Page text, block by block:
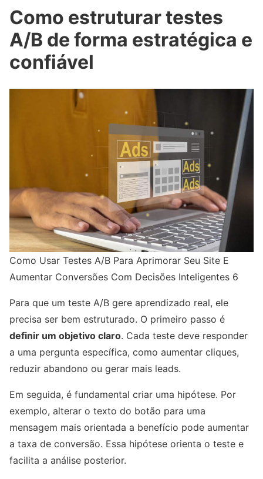
Como estruturar testes
A/B de forma estratégica e
confiável
Como Usar Testes A/B Para Aprimorar Seu Site E
Aumentar Conversões Com Decisões Inteligentes 6
Para que um teste A/B gere aprendizado real, ele
precisa ser bem estruturado. O primeiro passo é
definir um objetivo claro. Cada teste deve responder
a uma pergunta específica, como aumentar cliques,
reduzir abandono ou gerar mais leads.
Em seguida, é fundamental criar uma hipótese. Por
exemplo, alterar o texto do botão para uma
mensagem mais orientada a benefício pode aumentar
a taxa de conversão. Essa hipótese orienta o teste e
facilita a análise posterior.